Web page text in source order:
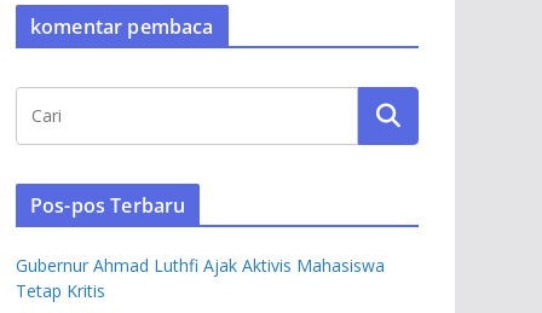
komentar pembaca
Pos-pos Terbaru
Gubernur Ahmad Luthfi Ajak Aktivis Mahasiswa
Tetap Kritis